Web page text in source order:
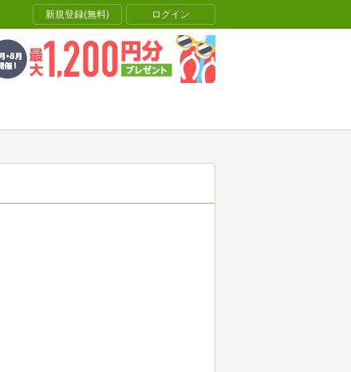
新規登録(無料) ログイン